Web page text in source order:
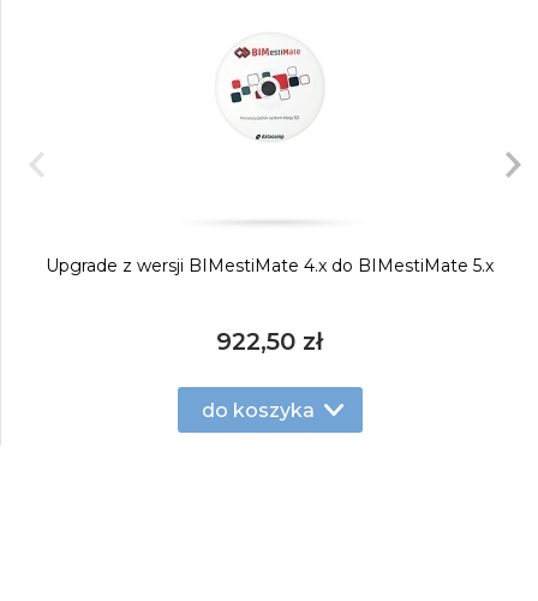
Upgrade z wersji BIMestiMate 4.x do BIMestiMate 5.x
922,50 zł
do koszyka